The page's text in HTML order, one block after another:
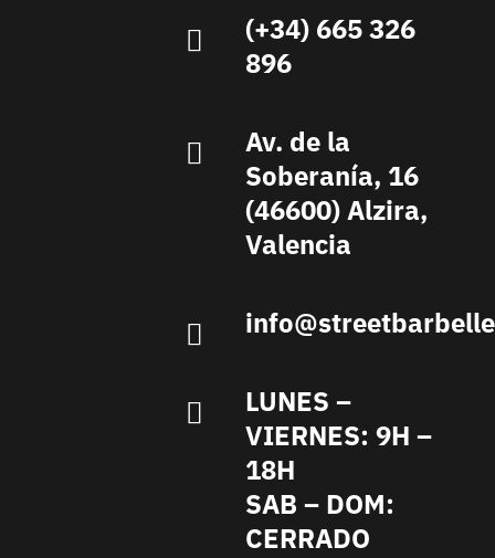
(+34) 665 326
896
Av. de la
Soberanía, 16
(46600) Alzira,
Valencia
LUNES –
VIERNES: 9H –
18H
SAB – DOM:
CERRADO